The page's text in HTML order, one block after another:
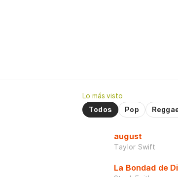
Lo más visto
Todos
Pop
august
Taylor Swift
La Bondad de